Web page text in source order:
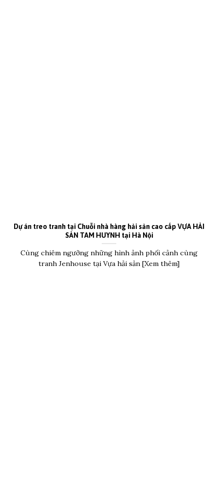
Dự án treo tranh tại Chuỗi nhà hàng hải sản cao cấp VỰA HẢI
SẢN TAM HUYNH tại Hà Nội
Cùng chiêm ngưỡng những hình ảnh phối cảnh cùng
tranh Jenhouse tại Vựa hải sản [Xem thêm]